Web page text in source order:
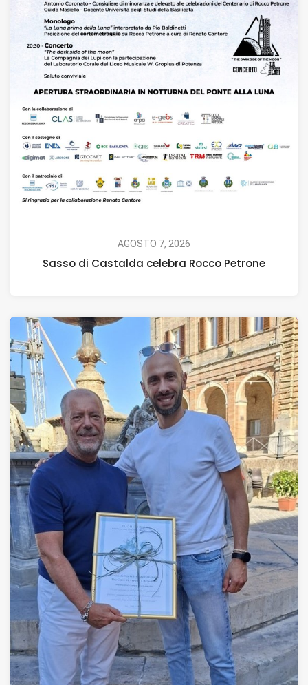
AGOSTO 7, 2026
Sasso di Castalda celebra Rocco Petrone